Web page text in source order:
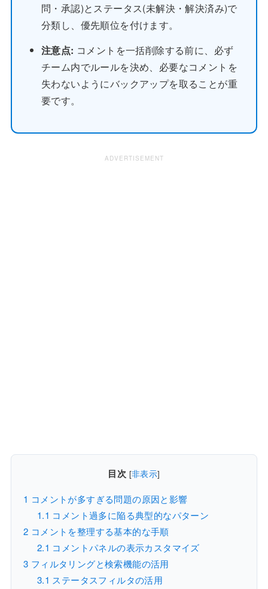
問・承認)とステータス(未解決・解決済み)で
分類し、優先順位を付けます。
注意点: コメントを一括削除する前に、必ず
チーム内でルールを決め、必要なコメントを
失わないようにバックアップを取ることが重
要です。
ADVERTISEMENT
目次 [非表示]
1 コメントが多すぎる問題の原因と影響
1.1 コメント過多に陥る典型的なパターン
2 コメントを整理する基本的な手順
2.1 コメントパネルの表示カスタマイズ
3 フィルタリングと検索機能の活用
3.1 ステータスフィルタの活用